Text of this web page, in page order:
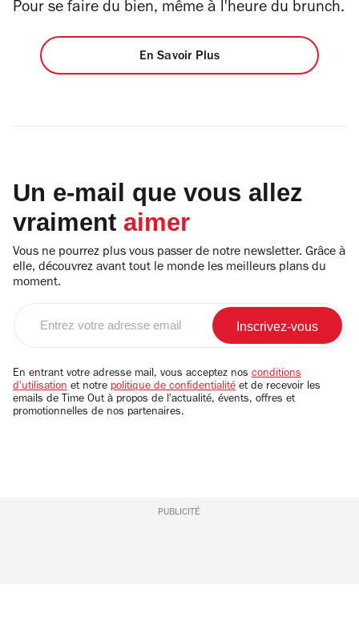
Pour se faire du bien, même à l'heure du brunch.
En Savoir Plus
Un e-mail que vous allez
vraiment aimer
Vous ne pourrez plus vous passer de notre newsletter. Grâce à
elle, découvrez avant tout le monde les meilleurs plans du
moment.
email
En entrant votre adresse mail, vous acceptez nos conditions
d'utilisation et notre politique de confidentialité et de recevoir les
emails de Time Out à propos de l'actualité, évents, offres et
promotionnelles de nos partenaires.
PUBLICITÉ